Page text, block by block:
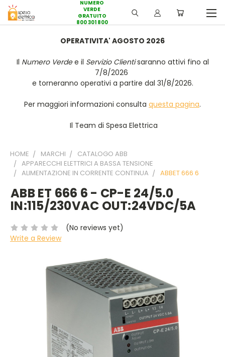
NUMERO
VERDE
GRATUITO
800 301 800
OPERATIVITA' AGOSTO 2026
Il Numero Verdee il Servizio Clientisaranno attivi fino al
7/8/2026
e torneranno operativi a partire dal 31/8/2026.
Per maggiori informazioni consulta questa pagina.
Il Team di Spesa Elettrica
HOME MARCHI
CATALOGO ABB
APPARECCHI ELETTRICI A BASSA TENSIONE
ALIMENTAZIONE IN CORRENTE CONTINUA
ABBET 666 6
ABB ET 666 6 - CP-E 24/5.0
IN:115/230VAC OUT:24VDC/5A
(No reviews yet)
Write a Review